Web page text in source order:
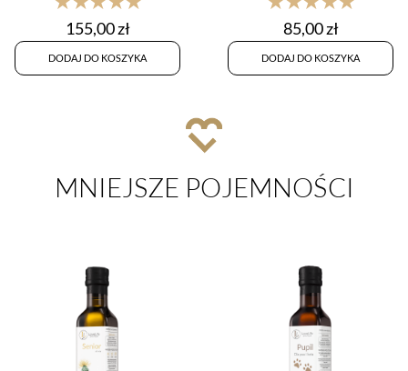
155,00zł
DODAJ DO KOSZYKA
85,00zł
DODAJ DO KOSZYKA
MNIEJSZE POJEMNOŚCI